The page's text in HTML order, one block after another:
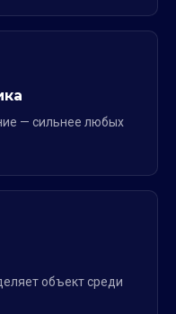
— сильнее любых
объект среди